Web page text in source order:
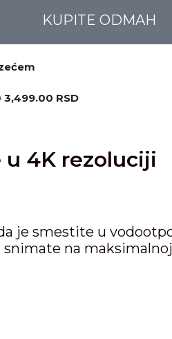
KUPITE ODMAH
3,499.00 RSD
4K rezoluciji
je smestite u
snimate na